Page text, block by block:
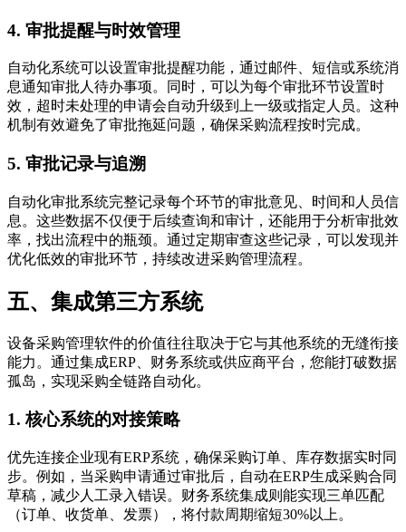
4. 审批提醒与时效管理
自动化系统可以设置审批提醒功能，通过邮件、短信或系统消
息通知审批人待办事项。同时，可以为每个审批环节设置时
效，超时未处理的申请会自动升级到上一级或指定人员。这种
机制有效避免了审批拖延问题，确保采购流程按时完成。
5. 审批记录与追溯
自动化审批系统完整记录每个环节的审批意见、时间和人员信
息。这些数据不仅便于后续查询和审计，还能用于分析审批效
率，找出流程中的瓶颈。通过定期审查这些记录，可以发现并
优化低效的审批环节，持续改进采购管理流程。
五、集成第三方系统
设备采购管理软件的价值往往取决于它与其他系统的无缝衔接
能力。通过集成ERP、财务系统或供应商平台，您能打破数据
孤岛，实现采购全链路自动化。
1. 核心系统的对接策略
优先连接企业现有ERP系统，确保采购订单、库存数据实时同
步。例如，当采购申请通过审批后，自动在ERP生成采购合同
草稿，减少人工录入错误。财务系统集成则能实现三单匹配
（订单、收货单、发票），将付款周期缩短30%以上。